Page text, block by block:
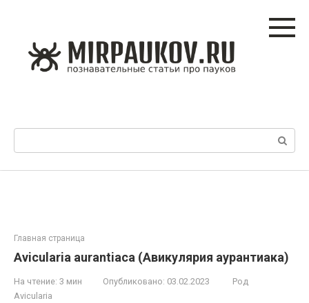
Главная страница
Avicularia aurantiaca (Авикулярия аурантиака)
На чтение: 3 мин Опубликовано: 03.02.2023
Род
Avicularia